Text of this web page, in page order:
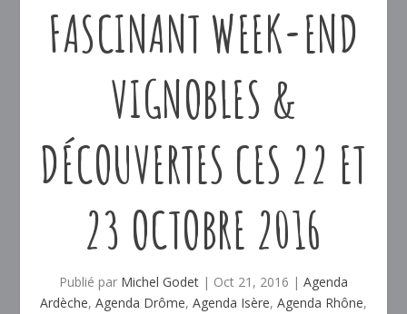
FASCINANT WEEK-END
VIGNOBLES &
DÉCOUVERTES CES 22 ET
23 OCTOBRE 2016
Publié par Michel Godet | Oct 21, 2016 | Agenda
Ardèche, Agenda Drôme, Agenda Isère, Agenda Rhône,